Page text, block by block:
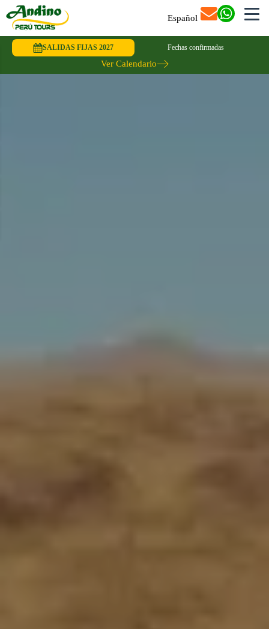
Español
SALIDAS FIJAS 2027 Fechas confirmadas
Ver Calendario